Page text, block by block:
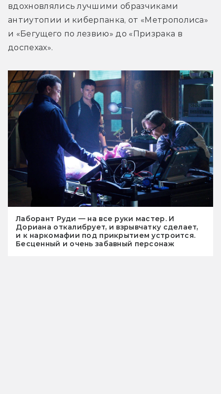
вдохновлялись лучшими образчиками
антиутопии и киберпанка, от «Метрополиса»
и «Бегущего по лезвию» до «Призрака в
доспехах».
Лаборант Руди — на все руки мастер. И
Дориана откалибрует, и взрывчатку сделает,
и к наркомафии под прикрытием устроится.
Бесценный и очень забавный персонаж